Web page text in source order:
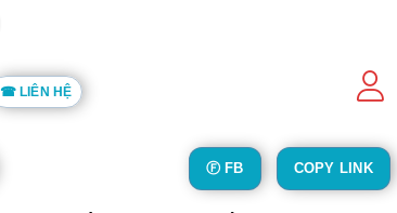
☎ LIÊN HỆ
Ⓕ FB COPY LINK